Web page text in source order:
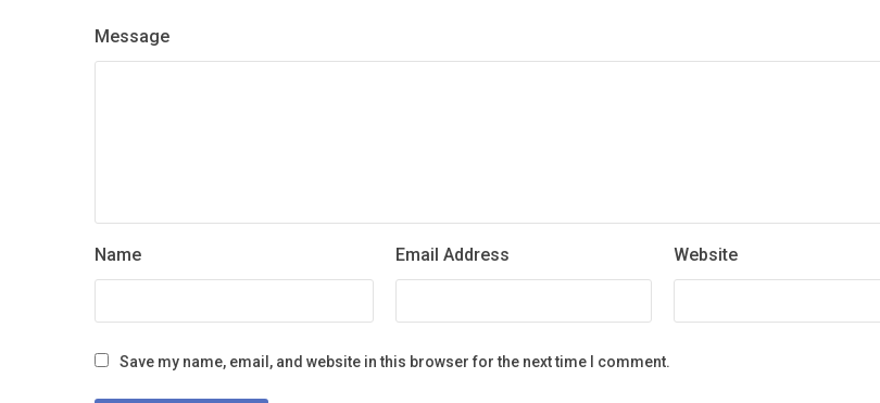
Message
Name Email Address Website
Save my name, email, and website in this browser for the next time I comment.